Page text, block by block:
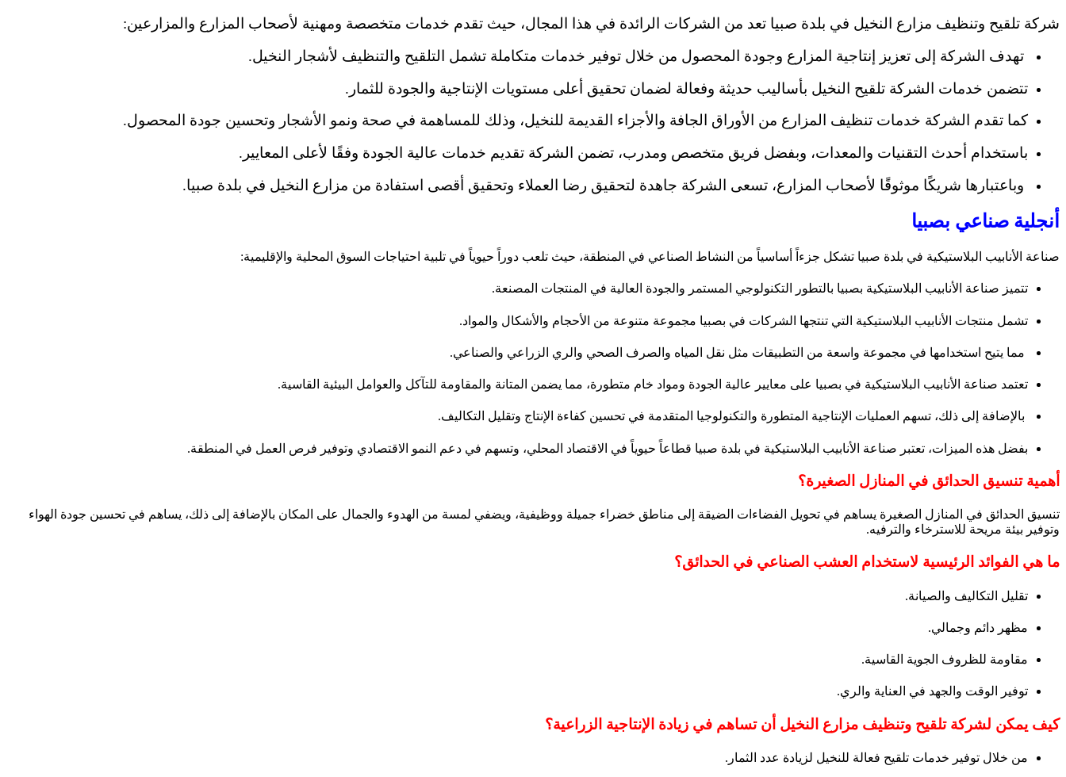
شركة تلقيح وتنظيف مزارع النخيل في بلدة صبيا تعد من الشركات الرائدة في هذا المجال، حيث تقدم خدمات متخصصة ومهنية لأصحاب المزارع والمزارعين:
تهدف الشركة إلى تعزيز إنتاجية المزارع وجودة المحصول من خلال توفير خدمات متكاملة تشمل التلقيح والتنظيف لأشجار النخيل.
تتضمن خدمات الشركة تلقيح النخيل بأساليب حديثة وفعالة لضمان تحقيق أعلى مستويات الإنتاجية والجودة للثمار.
كما تقدم الشركة خدمات تنظيف المزارع من الأوراق الجافة والأجزاء القديمة للنخيل، وذلك للمساهمة في صحة ونمو الأشجار وتحسين جودة المحصول.
باستخدام أحدث التقنيات والمعدات، وبفضل فريق متخصص ومدرب، تضمن الشركة تقديم خدمات عالية الجودة وفقًا لأعلى المعايير.
وباعتبارها شريكًا موثوقًا لأصحاب المزارع، تسعى الشركة جاهدة لتحقيق رضا العملاء وتحقيق أقصى استفادة من مزارع النخيل في بلدة صبيا.
أنجلية صناعي بصبيا
صناعة الأنابيب البلاستيكية في بلدة صبيا تشكل جزءاً أساسياً من النشاط الصناعي في المنطقة، حيث تلعب دوراً حيوياً في تلبية احتياجات السوق المحلية والإقليمية:
تتميز صناعة الأنابيب البلاستيكية بصبيا بالتطور التكنولوجي المستمر والجودة العالية في المنتجات المصنعة.
تشمل منتجات الأنابيب البلاستيكية التي تنتجها الشركات في بصبيا مجموعة متنوعة من الأحجام والأشكال والمواد.
مما يتيح استخدامها في مجموعة واسعة من التطبيقات مثل نقل المياه والصرف الصحي والري الزراعي والصناعي.
تعتمد صناعة الأنابيب البلاستيكية في بصبيا على معايير عالية الجودة ومواد خام متطورة، مما يضمن المتانة والمقاومة للتآكل والعوامل البيئية القاسية.
بالإضافة إلى ذلك، تسهم العمليات الإنتاجية المتطورة والتكنولوجيا المتقدمة في تحسين كفاءة الإنتاج وتقليل التكاليف.
بفضل هذه الميزات، تعتبر صناعة الأنابيب البلاستيكية في بلدة صبيا قطاعاً حيوياً في الاقتصاد المحلي، وتسهم في دعم النمو الاقتصادي وتوفير فرص العمل في المنطقة.
أهمية تنسيق الحدائق في المنازل الصغيرة؟
تنسيق الحدائق في المنازل الصغيرة يساهم في تحويل الفضاءات الضيقة إلى مناطق خضراء جميلة ووظيفية، ويضفي لمسة من الهدوء والجمال على المكان بالإضافة إلى ذلك، يساهم في تحسين جودة الهواء
وتوفير بيئة مريحة للاسترخاء والترفيه.
ما هي الفوائد الرئيسية لاستخدام العشب الصناعي في الحدائق؟
تقليل التكاليف والصيانة.
مظهر دائم وجمالي.
مقاومة للظروف الجوية القاسية.
توفير الوقت والجهد في العناية والري.
كيف يمكن لشركة تلقيح وتنظيف مزارع النخيل أن تساهم في زيادة الإنتاجية الزراعية؟
من خلال توفير خدمات تلقيح فعالة للنخيل لزيادة عدد الثمار.